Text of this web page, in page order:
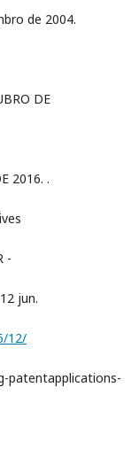
de 2004.
DE
2016. .
-
jun.
12/
patentapplications-